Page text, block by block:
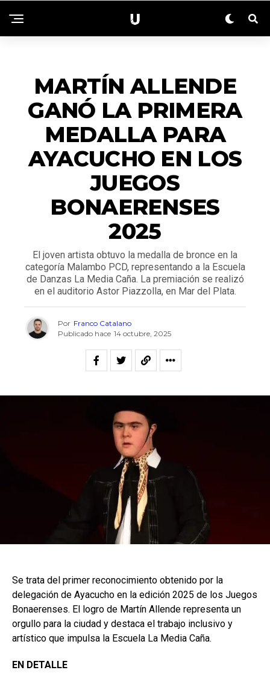
MARTÍN ALLENDE
GANÓ LA PRIMERA
MEDALLA PARA
AYACUCHO EN LOS
JUEGOS
BONAERENSES
2025
El joven artista obtuvo la medalla de bronce en la
categoría Malambo PCD, representando a la Escuela
de Danzas La Media Caña. La premiación se realizó
en el auditorio Astor Piazzolla, en Mar del Plata.
Por Franco Catalano
Publicado hace 14 octubre, 2025
Se trata del primer reconocimiento obtenido por la
delegación de Ayacucho en la edición 2025 de los Juegos
Bonaerenses. El logro de Martín Allende representa un
orgullo para la ciudad y destaca el trabajo inclusivo y
artístico que impulsa la Escuela La Media Caña.
EN DETALLE